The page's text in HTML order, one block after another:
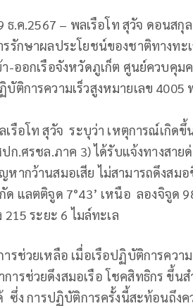
ธ.ค.2567 – พลเรือโท สุวัจ ดอนส
รรักษาผลประโยชน์ของชาติทางทะ
า-ออกเรือจังหวัดภูเก็ต ศูนย์ควบคุม
บัติการความเร็วสูงหมายเลข
เรือโท สุวัจ ระบุว่า เหตุการณ์เกิด
ก.ศรชล.ภาค 3) ได้รับแจ้งทางสาย
หากว้านสมอเสีย ไม่สามารถดึงสม
ด แลตติจูด 7°43’ เหนือ ลองจิจูด
215 ระยะ 6 ไมล์ทะเล
ารช่วยเหลือ เมื่อเรือปฏิบัติการควา
การช่วยดึงสมอเรือ โชคสิทธิกร ขึ้น
ซึ่ง การปฏิบัติการครั้งนี้สะท้อนถึง